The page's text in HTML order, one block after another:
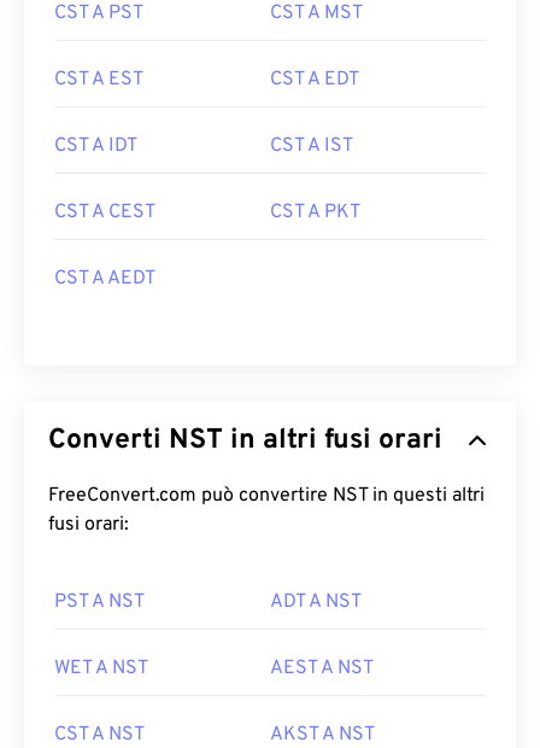
CST A PST CST A MST
CST A EST CST A EDT
CST A IDT CST A IST
CST A CEST CST A PKT
CST A AEDT
Converti NST in altri fusi orari
FreeConvert.com può convertire NST in questi altri
fusi orari:
PST A NST ADT A NST
WET A NST AEST A NST
CST A NST AKST A NST